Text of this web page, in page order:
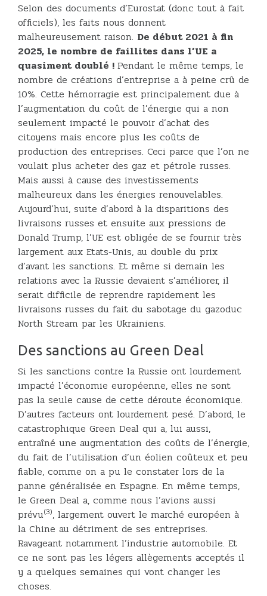
Selon des documents d’Eurostat (donc tout à fait
officiels), les faits nous donnent
malheureusement raison. De début 2021 à fin
2025, le nombre de faillites dans l’UE a
quasiment doublé ! Pendant le même temps, le
nombre de créations d’entreprise a à peine crû de
10%. Cette hémorragie est principalement due à
l’augmentation du coût de l’énergie qui a non
seulement impacté le pouvoir d’achat des
citoyens mais encore plus les coûts de
production des entreprises. Ceci parce que l’on ne
voulait plus acheter des gaz et pétrole russes.
Mais aussi à cause des investissements
malheureux dans les énergies renouvelables.
Aujourd’hui, suite d’abord à la disparitions des
livraisons russes et ensuite aux pressions de
Donald Trump, l’UE est obligée de se fournir très
largement aux Etats-Unis, au double du prix
d’avant les sanctions. Et même si demain les
relations avec la Russie devaient s’améliorer, il
serait difficile de reprendre rapidement les
livraisons russes du fait du sabotage du gazoduc
North Stream par les Ukrainiens.
Des sanctions au Green Deal
Si les sanctions contre la Russie ont lourdement
impacté l’économie européenne, elles ne sont
pas la seule cause de cette déroute économique.
D’autres facteurs ont lourdement pesé. D’abord, le
catastrophique Green Deal qui a, lui aussi,
entraîné une augmentation des coûts de l’énergie,
du fait de l’utilisation d’un éolien coûteux et peu
fiable, comme on a pu le constater lors de la
panne généralisée en Espagne. En même temps,
le Green Deal a, comme nous l’avions aussi
prévu(3), largement ouvert le marché européen à
la Chine au détriment de ses entreprises.
Ravageant notamment l’industrie automobile. Et
ce ne sont pas les légers allègements acceptés il
y a quelques semaines qui vont changer les
choses.